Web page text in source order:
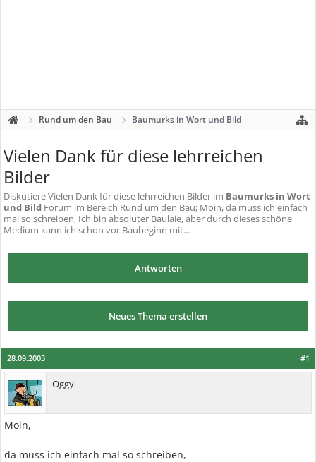
Rund um den Bau Baumurks in Wort und Bild
Vielen Dank für diese lehrreichen
Bilder
DiskutiereVielen Dank für diese lehrreichen Bilder im Baumurks in Wort
und Bild Forum im Bereich Rund um den Bau; Moin, da muss ich einfach
mal so schreiben, Ich bin absoluter Baulaie, aber durch dieses schöne
Medium kann ich schon vor Baubeginn mit...
Antworten
Neues Thema erstellen
#1
28.09.2003
Oggy
Moin,
da muss ich einfach mal so schreiben,